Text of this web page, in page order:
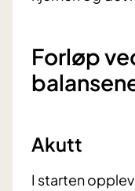
Forløp
Akutt
I starten